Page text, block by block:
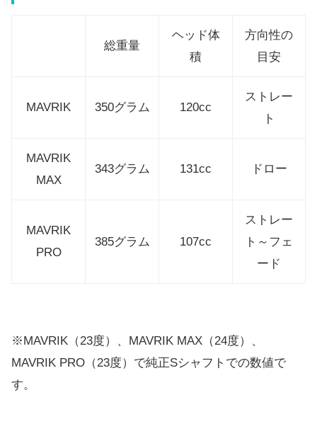
総重量
ヘッド体
積
方向性の
目安
MAVRIK 350グラム 120cc
ストレー
ト
MAVRIK
MAX
343グラム 131cc ドロー
MAVRIK
PRO
385グラム 107cc
ストレー
ト～フェ
ード
※MAVRIK（23度）、MAVRIK MAX（24度）、
MAVRIK PRO（23度）で純正Sシャフトでの数値で
す。